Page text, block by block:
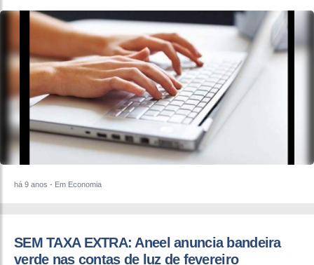
há 9 anos - Em Economia
​SEM TAXA EXTRA: Aneel anuncia bandeira
verde nas contas de luz de fevereiro